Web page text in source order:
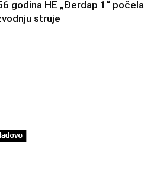
godina HE „Đerdap 1“ počela
struje